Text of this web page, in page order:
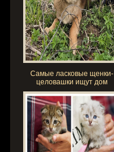
Самые ласковые щенки-
целовашки ищут дом